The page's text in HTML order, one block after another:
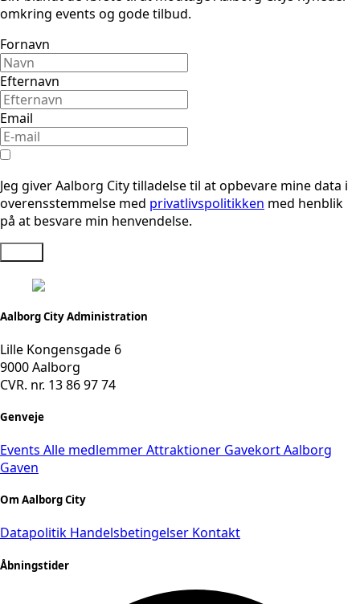
omkring events og gode tilbud.
Fornavn
Efternavn
Email
Jeg giver Aalborg City tilladelse til at opbevare mine data i
overensstemmelse med privatlivspolitikken med henblik
på at besvare min henvendelse.
Aalborg City Administration
Lille Kongensgade 6
9000 Aalborg
CVR. nr. 13 86 97 74
Genveje
Events Alle medlemmerAttraktioner GavekortAalborg
Gaven
Om Aalborg City
Datapolitik Handelsbetingelser Kontakt
Åbningstider